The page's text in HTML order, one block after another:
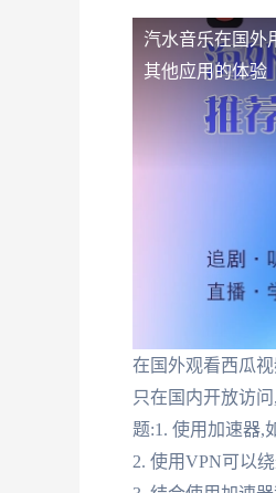
汽水音乐在国外
其他应用的体验
在国外观看西瓜
只在国内开放访
题:1. 使用加速器,
2. 使用VPN可以